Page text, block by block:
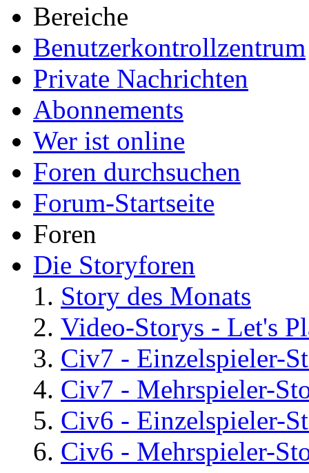
Bereiche
Benutzerkontrollzentrum
Private Nachrichten
Abonnements
Wer ist online
Foren durchsuchen
Forum-Startseite
Foren
Die Storyforen
Story des Monats
Video-Storys - Let's
Civ7 - Einzelspieler-
Civ7 - Mehrspieler-
Civ6 - Einzelspieler-
Civ6 - Mehrspieler-